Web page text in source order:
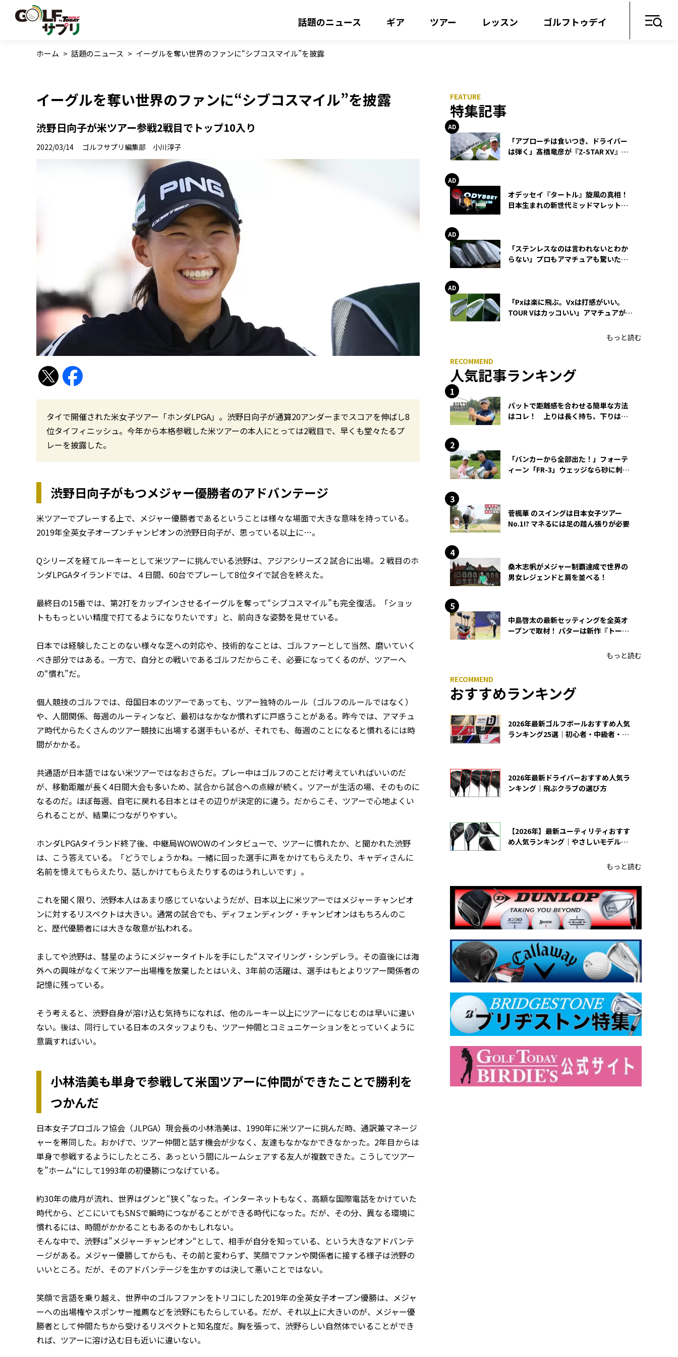
話題のニュース ギア ツアー レッスン ゴルフトゥデイ
ホーム > 話題のニュース > イーグルを奪い世界のファンに“シブコスマイル”を披露
イーグルを奪い世界のファンに“シブコスマイル”を披露
渋野日向子が米ツアー参戦2戦目でトップ10入り
2022/03/14 ゴルフサプリ編集部 小川淳子
タイで開催された米女子ツアー「ホンダLPGA」。渋野日向子が通算20アンダーまでスコアを伸ばし8
位タイフィニッシュ。今年から本格参戦した米ツアーの本人にとっては2戦目で、早くも堂々たるプ
レーを披露した。
渋野日向子がもつメジャー優勝者のアドバンテージ
米ツアーでプレーする上で、メジャー優勝者であるということは様々な場面で大きな意味を持っている。
2019年全英女子オープンチャンピオンの渋野日向子が、思っている以上に…。
Qシリーズを経てルーキーとして米ツアーに挑んでいる渋野は、アジアシリーズ２試合に出場。２戦目のホ
ンダLPGAタイランドでは、４日間、60台でプレーして8位タイで試合を終えた。
最終日の15番では、第2打をカップインさせるイーグルを奪って“シブコスマイル”も完全復活。「ショッ
トももっといい精度で打てるようになりたいです」と、前向きな姿勢を見せている。
日本では経験したことのない様々な芝への対応や、技術的なことは、ゴルファーとして当然、磨いていく
べき部分ではある。一方で、自分との戦いであるゴルフだからこそ、必要になってくるのが、ツアーへ
の“慣れ”だ。
個人競技のゴルフでは、母国日本のツアーであっても、ツアー独特のルール（ゴルフのルールではなく）
や、人間関係、毎週のルーティンなど、最初はなかなか慣れずに戸惑うことがある。昨今では、アマチュ
ア時代からたくさんのツアー競技に出場する選手もいるが、それでも、毎週のことになると慣れるには時
間がかかる。
共通語が日本語ではない米ツアーではなおさらだ。プレー中はゴルフのことだけ考えていればいいのだ
が、移動距離が長く4日間大会も多いため、試合から試合への点線が続く。ツアーが生活の場、そのものに
なるのだ。ほぼ毎週、自宅に戻れる日本とはその辺りが決定的に違う。だからこそ、ツアーで心地よくい
られることが、結果につながりやすい。
ホンダLPGAタイランド終了後、中継局WOWOWのインタビューで、ツアーに慣れたか、と聞かれた渋野
は、こう答えている。「どうでしょうかね。一緒に回った選手に声をかけてもらえたり、キャディさんに
名前を憶えてもらえたり、話しかけてもらえたりするのはうれしいです」。
これを聞く限り、渋野本人はあまり感じていないようだが、日本以上に米ツアーではメジャーチャンピオ
ンに対するリスペクトは大きい。通常の試合でも、ディフェンディング・チャンピオンはもちろんのこ
と、歴代優勝者には大きな敬意が払われる。
ましてや渋野は、彗星のようにメジャータイトルを手にした“スマイリング・シンデレラ。その直後には海
外への興味がなくて米ツアー出場権を放棄したとはいえ、3年前の活躍は、選手はもとよりツアー関係者の
記憶に残っている。
そう考えると、渋野自身が溶け込む気持ちになれば、他のルーキー以上にツアーになじむのは早いに違い
ない。後は、同行している日本のスタッフよりも、ツアー仲間とコミュニケーションをとっていくように
意識すればいい。
小林浩美も単身で参戦して米国ツアーに仲間ができたことで勝利を
つかんだ
日本女子プロゴルフ協会（JLPGA）現会長の小林浩美は、1990年に米ツアーに挑んだ時、通訳兼マネージ
ャーを帯同した。おかげで、ツアー仲間と話す機会が少なく、友達もなかなかできなかった。2年目からは
単身で参戦するようにしたところ、あっという間にルームシェアする友人が複数できた。こうしてツアー
を”ホーム“にして1993年の初優勝につなげている。
約30年の歳月が流れ、世界はグンと“狭く”なった。インターネットもなく、高額な国際電話をかけていた
時代から、どこにいてもSNSで瞬時につながることができる時代になった。だが、その分、異なる環境に
慣れるには、時間がかかることもあるのかもしれない。
そんな中で、渋野は”メジャーチャンピオン“として、相手が自分を知っている、という大きなアドバンテ
ージがある。メジャー優勝してからも、その前と変わらず、笑顔でファンや関係者に接する様子は渋野の
いいところ。だが、そのアドバンテージを生かすのは決して悪いことではない。
笑顔で言語を乗り越え、世界中のゴルフファンをトリコにした2019年の全英女子オープン優勝は、メジャ
ーへの出場権やスポンサー推薦などを渋野にもたらしている。だが、それ以上に大きいのが、メジャー優
勝者として仲間たちから受けるリスペクトと知名度だ。胸を張って、渋野らしい自然体でいることができ
れば、ツアーに溶け込む日も近いに違いない。
特集記事
「アプローチは食いつき、ドライバー
は弾く」髙橋竜彦が『Z-STAR XV』を
オデッセイ『タートル』旋風の真相！
日本生まれの新世代ミッドマレットが
「ステンレスなのは言われないとわか
らない」プロもアマチュアも驚いた
「Pxは楽に飛ぶ。Vxは打感がいい。
TOUR Vはカッコいい」アマチュアが選
もっと読む
人気記事ランキング
パットで距離感を合わせる簡単な方法
はコレ！ 上りは長く持ち、下りは短
「バンカーから全部出た！」フォーテ
ィーン「FR-3」ウェッジなら砂に刺さ
菅楓華 のスイングは日本女子ツアー
No.1!? マネるには足の踏ん張りが必要
桑木志帆がメジャー制覇達成で世界の
男女レジェンドと肩を並べる！
中島啓太の最新セッティングを全英オ
ープンで取材！ パターは新作『トーチ
もっと読む
おすすめランキング
2026年最新ゴルフボールおすすめ人気
ランキング25選｜初心者・中級者・上
2026年最新ドライバーおすすめ人気ラ
ンキング｜飛ぶクラブの選び方
【2026年】最新ユーティリティおすす
め人気ランキング｜やさしいモデルの
もっと読む